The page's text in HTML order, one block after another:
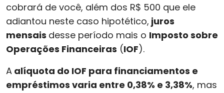
cobrará de você, além dos R$ 500 que ele
adiantou neste caso hipotético, juros
mensais desse período mais o Imposto sobre
Operações Financeiras (IOF).
A alíquota do IOF para financiamentos e
empréstimos varia entre 0,38% e 3,38%, mas